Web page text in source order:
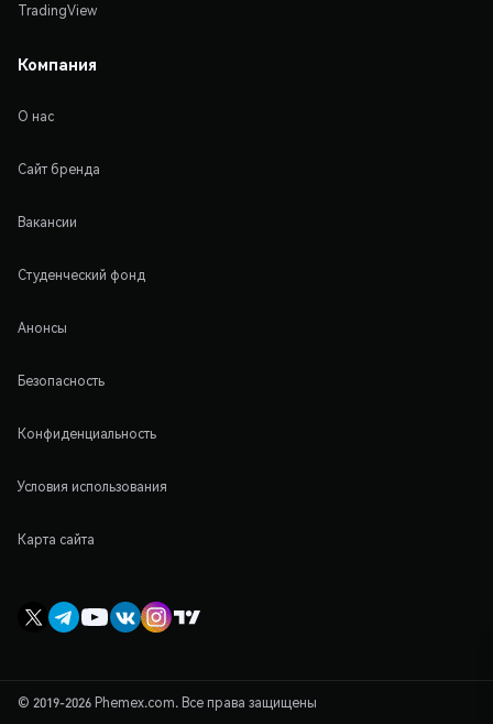
TradingView
Компания
О нас
Сайт бренда
Вакансии
Студенческий фонд
Анонсы
Безопасность
Конфиденциальность
Условия использования
Карта сайта
© 2019-2026 Phemex.com. Все права защищены